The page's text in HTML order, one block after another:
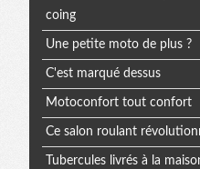
coing
Une petite moto de plus ?
C'est marqué dessus
Motoconfort tout confort
Ce salon roulant
Tubercules livrés à la